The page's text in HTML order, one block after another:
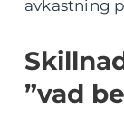
avkastning
”vad